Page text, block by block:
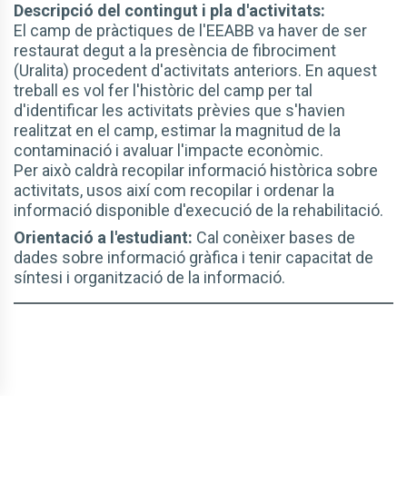
Descripció del contingut i pla d'activitats:
El camp de pràctiques de l'EEABB va haver de ser
restaurat degut a la presència de fibrociment
(Uralita) procedent d'activitats anteriors. En aquest
treball es vol fer l'històric del camp per tal
d'identificar les activitats prèvies que s'havien
realitzat en el camp, estimar la magnitud de la
contaminació i avaluar l'impacte econòmic.
Per això caldrà recopilar informació històrica sobre
activitats, usos així com recopilar i ordenar la
informació disponible d'execució de la rehabilitació.
Orientació a l'estudiant: Cal conèixer bases de
dades sobre informació gràfica i tenir capacitat de
síntesi i organització de la informació.